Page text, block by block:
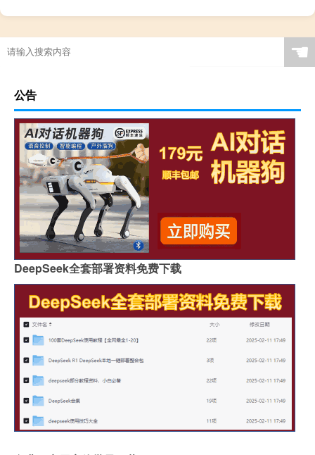
☚
公告
DeepSeek全套部署资料免费下载